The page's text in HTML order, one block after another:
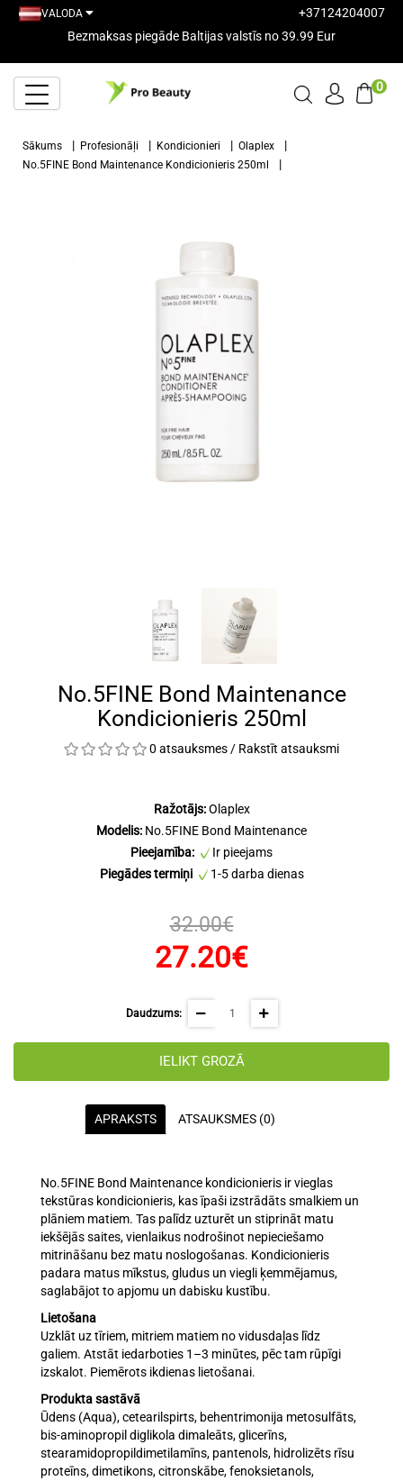
VALODA
+37124204007
Bezmaksas piegāde Baltijas valstīs no 39.99 Eur
0
Sākums Profesionāļi Kondicionieri
Olaplex
No.5FINE Bond Maintenance Kondicionieris 250ml
No.5FINE Bond Maintenance
Kondicionieris 250ml
0 atsauksmes / Rakstīt atsauksmi
Ražotājs:Olaplex
Modelis: No.5FINE Bond Maintenance
Pieejamība:
Ir pieejams
Piegādes termiņi
1-5 darba dienas
32.00€
27.20€
Daudzums:
IELIKT GROZĀ
APRAKSTS ATSAUKSMES (0)
No.5FINE Bond Maintenance kondicionieris ir vieglas
tekstūras kondicionieris, kas īpaši izstrādāts smalkiem un
plāniem matiem. Tas palīdz uzturēt un stiprināt matu
iekšējās saites, vienlaikus nodrošinot nepieciešamo
mitrināšanu bez matu noslogošanas. Kondicionieris
padara matus mīkstus, gludus un viegli ķemmējamus,
saglabājot to apjomu un dabisku kustību.
Lietošana
Uzklāt uz tīriem, mitriem matiem no vidusdaļas līdz
galiem. Atstāt iedarboties 1–3 minūtes, pēc tam rūpīgi
izskalot. Piemērots ikdienas lietošanai.
Produkta sastāvā
Ūdens (Aqua), cetearilspirts, behentrimonija metosulfāts,
bis-aminopropil diglikola dimaleāts, glicerīns,
stearamidopropildimetilamīns, pantenols, hidrolizēts rīsu
proteīns, dimetikons, citronskābe, fenoksietanols,